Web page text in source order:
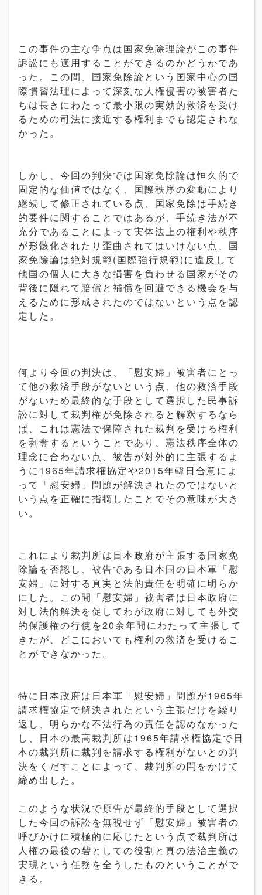
この事件の主な争点は国家免除理論がこの事件
訴訟にも適用することができるのかどうかであ
った。この間、国家免除論という国家中心の国
際慣習法理によって深刻な人権侵害の被害者た
ちは長きにわたって最小限の実効的救済を受け
るための司法に接近する権利までも認定されな
かった。
しかし、今回の判決では国家免除論は恒久的で
固定的な価値ではなく、国際秩序の変動により
継続して修正されている点、国家免除は手続き
的要件に関することではあるが、手続き法が不
充分であることによって実体法上の権利や秩序
が形骸化されたり歪曲されてはいけない点、国
家免除論は絶対規範(国際強行規範)に違反して
他国の個人に大きな損害を負わせる国家がその
背後に隠れて賠償と補償を回避できる機会を与
えるために形成されたのではないという点を認
定した。
何より今回の判決は、「慰安婦」被害者にとっ
て他の救済手段がないという点、他の救済手段
がないため最終的な手段として選択した民事訴
訟に対して裁判権が免除されると解釈するなら
ば、これは憲法で保障された裁判を受ける権利
を剥奪するということであり、憲法秩序全体の
理念に合わない点、被告が対外的に主張するよ
うに1965年請求権協定や2015年韓日合意によ
って「慰安婦」問題が解決されたのではないと
いう点を正確に指摘したことでその意味が大き
い。
これにより裁判所は日本政府が主張する国家免
除論を否認し、被告である日本国の日本軍「慰
安婦」に対する真実と法的責任を明確に明らか
にした。この間「慰安婦」被害者は日本政府に
対し法的解決を促してわが政府に対しても外交
的保護権の行使を20余年間にわたって主張して
きたが、どこにおいても権利の救済を受けるこ
とができなかった。
特に日本政府は日本軍「慰安婦」問題が1965年
請求権協定で解決されたという主張だけを繰り
返し、明らかな不法行為の責任を認めなかった
し、日本の最高裁判所は1965年請求権協定で日
本の裁判所に裁判を請求する権利がないとの判
決をくだすことによって、裁判所の閂をかけて
締め出した。
このような状況で原告が最終的手段として選択
した今回の訴訟を無視せず「慰安婦」被害者の
呼びかけに積極的に応じたという点で裁判所は
人権の最後の砦としての役割と真の法治主義の
実現という任務を全うしたものということがで
きる。